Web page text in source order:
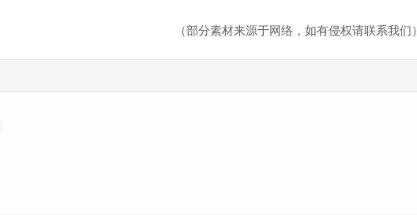
（部分素材来源于网络，如有侵权请联系我们）